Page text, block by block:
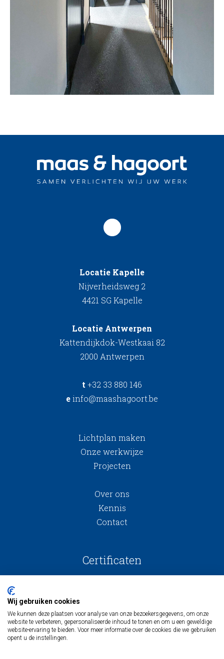
Locatie Kapelle
Nijverheidsweg 2
4421 SG Kapelle
Locatie Antwerpen
Kattendijkdok-Westkaai 82
2000 Antwerpen
t +32 33 880 146
einfo@maashagoort.be
Lichtplan maken
Onze werkwijze
Projecten
Over ons
Kennis
Contact
Certificaten
Wij gebruiken cookies
We kunnen deze plaatsen voor analyse van onze bezoekersgegevens, om onze
website te verbeteren, gepersonaliseerde inhoud te tonen en om u een geweldige
website-ervaring te bieden. Voor meer informatie over de cookies die we gebruiken
opent u de instellingen.